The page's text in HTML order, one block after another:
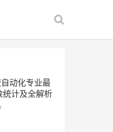
动化专业最
统计及全解析